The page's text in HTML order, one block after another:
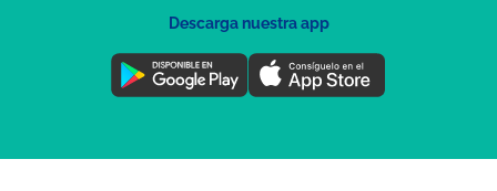
Descarga nuestra app